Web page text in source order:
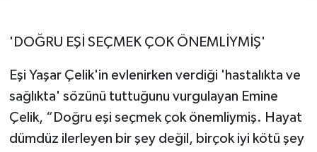
'DOĞRU EŞİ SEÇMEK ÇOK ÖNEMLİYMİŞ'
Eşi Yaşar Çelik'in evlenirken verdiği 'hastalıkta ve
sağlıkta' sözünü tuttuğunu vurgulayan Emine
Çelik, “Doğru eşi seçmek çok önemliymiş. Hayat
dümdüz ilerleyen bir şey değil, birçok iyi kötü şey